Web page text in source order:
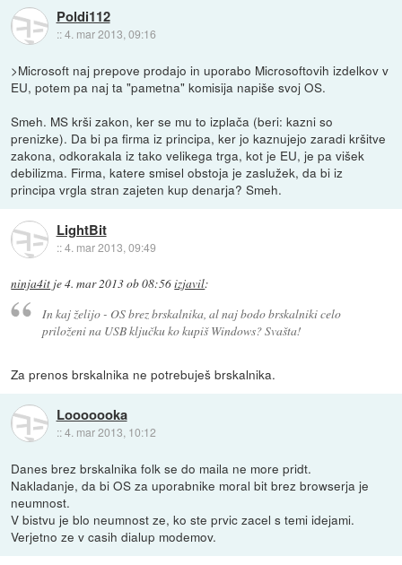
Poldi112
::4. mar 2013, 09:16
>Microsoft naj prepove prodajo in uporabo Microsoftovih izdelkov v
EU, potem pa naj ta "pametna" komisija napiše svoj OS.
Smeh. MS krši zakon, ker se mu to izplača (beri: kazni so
prenizke). Da bi pa firma iz principa, ker jo kaznujejo zaradi kršitve
zakona, odkorakala iz tako velikega trga, kot je EU, je pa višek
debilizma. Firma, katere smisel obstoja je zaslužek, da bi iz
principa vrgla stran zajeten kup denarja? Smeh.
LightBit
::4. mar 2013, 09:49
ninja4it je4. mar 2013 ob 08:56izjavil:
In kaj želijo - OS brez brskalnika, al naj bodo brskalniki celo
priloženi na USB ključku ko kupiš Windows? Svašta!
Za prenos brskalnika ne potrebuješ brskalnika.
Looooooka
::4. mar 2013, 10:12
Danes brez brskalnika folk se do maila ne more pridt.
Nakladanje, da bi OS za uporabnike moral bit brez browserja je
neumnost.
V bistvu je blo neumnost ze, ko ste prvic zacel s temi idejami.
Verjetno ze v casih dialup modemov.